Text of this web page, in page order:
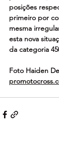
posições
primeiro por
mesma
esta nova
da categoria
Foto Haiden